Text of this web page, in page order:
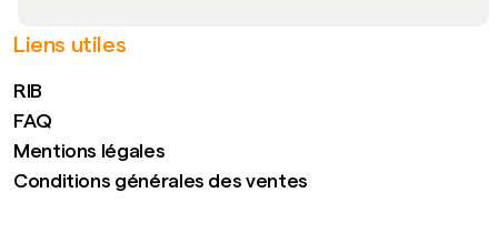
Liens utiles
RIB
FAQ
Mentions légales
Conditions générales des ventes